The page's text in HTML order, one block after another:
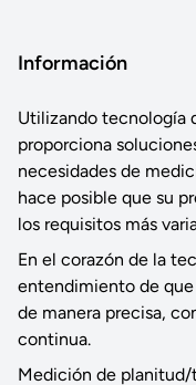
Información
Utilizando tecnología
proporciona
necesidades de
hace posible que su
los requisitos más
En el corazón de la
entendimiento de
de manera precisa,
continua.
Medición de